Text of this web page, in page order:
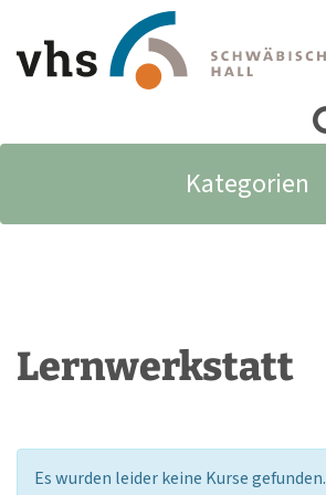
Kategorien
Lernwerkstatt
Es wurden leider keine Kurse gefunden.